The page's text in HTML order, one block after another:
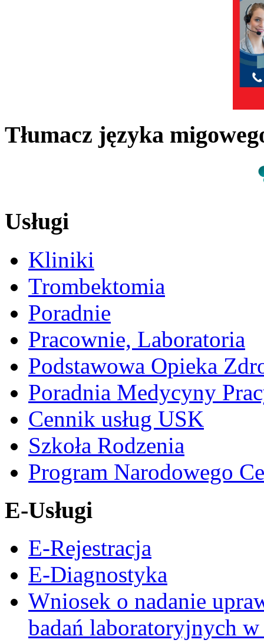
Tłumacz języka
Usługi
Kliniki
Trombektomia
Poradnie
Pracownie, Laboratoria
Podstawowa Opieka
Poradnia Medycyny
Cennik usług USK
Szkoła Rodzenia
Program Narodowego
E-Usługi
E-Rejestracja
E-Diagnostyka
Wniosek o nadanie
badań laboratoryjnych